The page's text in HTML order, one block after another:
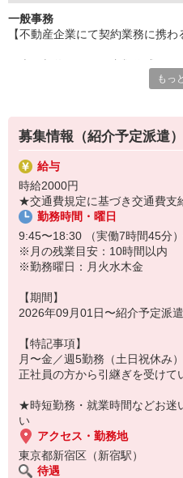
経験していただくので、入社後
防げるのも、大きなメリットで
大手企業や未経験OKなど様々お
あなたに合った働き方やキャリ
一般事務
【不動産企業にて契約業務に携わ
・販売図面の作成
・販売物件の情報をシミュレーシ
＜おすすめポイント＞
◎残業ほぼなし♪
◎紹介予定派遣のお仕事です！
（お仕事番号：600117206001）
■採用後■
入社予定時期／1〜3ヵ月後
給与形態／月給制
上記は、紹介時に明示される労
す。
もっ
募集情報（紹介予定派遣）
給与
時給2000円
★交通費規定に基づき交通費支
勤務時間・曜日
9:45〜18:30 （実働7時間45分
※月の残業目安：10時間以内
※勤務曜日：月火水木金
【期間】
2026年09月01日〜紹介予定派遣
【特記事項】
月〜金／週5勤務（土日祝休み）
正社員の方から引継ぎを受けて
★時短勤務・就業時間などお迷
い
アクセス・勤務地
東京都新宿区（新宿駅）
待遇